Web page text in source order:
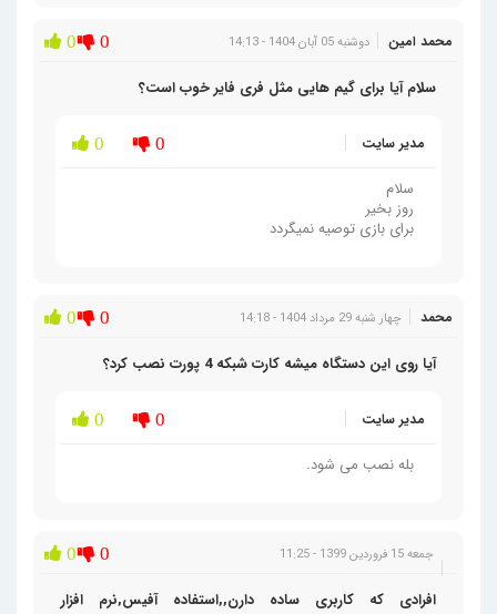
محمد امین دوشنبه 05 آبان 1404 - 14:13 0 0
سلام آیا برای گیم هایی مثل فری فایر خوب است؟
مدیر سایت 0 0
سلام
روز بخیر
برای بازی توصیه نمیگردد
محمد چهار شنبه 29 مرداد 1404 - 14:18 0 0
آیا روی این دستگاه میشه کارت شبکه 4 پورت نصب کرد؟
مدیر سایت 0 0
بله نصب می شود.
جمعه 15 فروردین 1399 - 11:25 0 0
افرادی که کاربری ساده دارن,,استفاده آفیس,نرم افزار